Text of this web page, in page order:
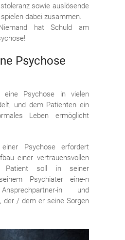
sowie auslösende
dabei zusammen.
hat Schuld am
Psychose
eine Psychose in vielen
und dem Patienten ein
Leben ermöglicht
Psychose erfordert
einer vertrauensvollen
Patient soll in seiner
Psychiater eine-n
in und
der / dem er seine Sorgen